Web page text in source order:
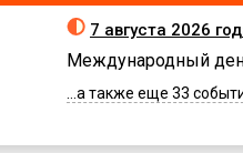
7 августа 2026
Международный
...а также еще 33